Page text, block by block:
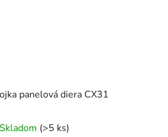
panelová diera CX31
Skladom (>5 ks)